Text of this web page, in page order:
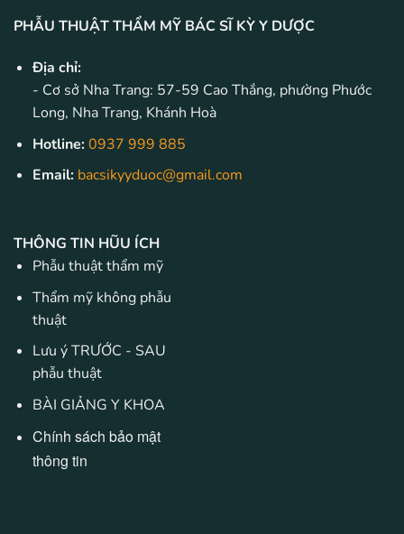
PHẪU THUẬT THẨM MỸ BÁC SĨ KỲ Y DƯỢC
Địa chỉ:
- Cơ sở Nha Trang: 57-59 Cao Thắng, phường Phước
Long, Nha Trang, Khánh Hoà
Hotline:0937 999 885
Email: bacsikyyduoc@gmail.com
THÔNG TIN HŨU ÍCH
Phẫu thuật thẩm mỹ
Thẩm mỹ không phẫu
thuật
Lưu ý TRƯỚC - SAU
phẫu thuật
BÀI GIẢNG Y KHOA
Chính sách bảo mật
thông tin